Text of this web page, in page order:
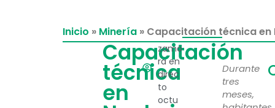
Inicio » Minería » Capacitación técnica en
Capacitación
técnica
en
zamo
ra en
direc
to
octu
Durante
tres
meses,